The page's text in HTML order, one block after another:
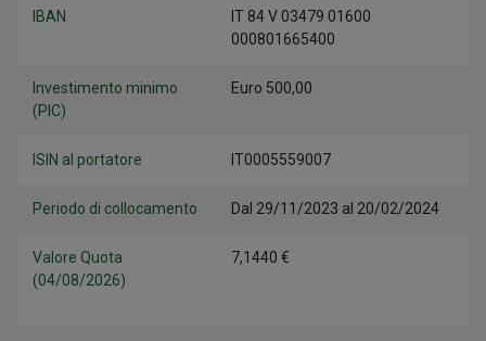
IBAN
IT 84 V 03479 01600
000801665400
Investimento minimo
(PIC)
Euro 500,00
ISIN al portatore IT0005559007
Periodo di collocamento Dal 29/11/2023 al 20/02/2024
Valore Quota
(04/08/2026)
7,1440 €